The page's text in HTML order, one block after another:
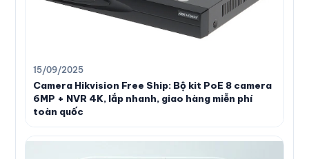
15/09/2025
Camera Hikvision Free Ship: Bộ kit PoE 8 camera
6MP + NVR 4K, lắp nhanh, giao hàng miễn phí
toàn quốc